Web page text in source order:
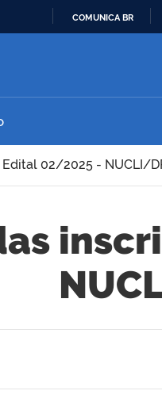
COMUNICA BR
Edital 02/2025 - NUCLI/